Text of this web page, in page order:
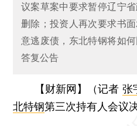
议案草案中要求暂停辽宁
删除；投资人再次要求书
意逃废债，东北特钢将如
答复公告
【财新网】（记者 张
北特钢第三次持有人会议